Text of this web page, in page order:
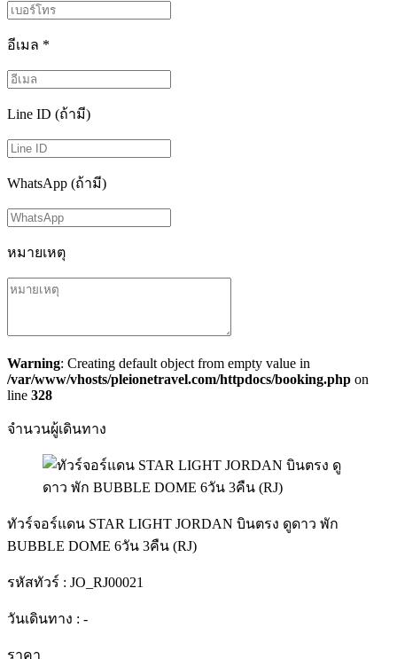
อีเมล *
Line ID (ถ้ามี)
WhatsApp (ถ้ามี)
หมายเหตุ
Warning: Creating default object from empty value in
/var/www/vhosts/pleionetravel.com/httpdocs/booking.php on
line 328
จำนวนผู้เดินทาง
ทัวร์จอร์แดน STAR LIGHT JORDAN บินตรง ดูดาว พัก
BUBBLE DOME 6วัน 3คืน (RJ)
รหัสทัวร์ : JO_RJ00021
วันเดินทาง : -
ราคา